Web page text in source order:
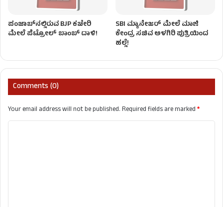
ಪಂಜಾಬ್‌ನಲ್ಲಿರುವ BJP ಕಚೇರಿ
ಮೇಲೆ ಪೆಟ್ರೋಲ್ ಬಾಂಬ್ ದಾಳಿ!
SBI ಮ್ಯಾನೇಜರ್‌ ಮೇಲೆ ಮಾಜಿ
ಕೇಂದ್ರ ಸಚಿವ ಅಳಗಿರಿ ಪುತ್ರಿಯಿಂದ
ಹಲ್ಲೆ!
Comments (0)
Your email address will not be published.Required fields are marked*